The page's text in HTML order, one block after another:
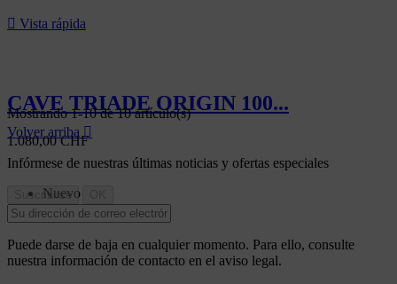
 Vista rápida
CAVE TRIADE ORIGIN 100...
1.080,00 CHF
Nuevo
Mostrando 1-10 de 10 artículo(s)
Volver arriba
Infórmese de nuestras últimas noticias y ofertas especiales
Puede darse de baja en cualquier momento. Para ello, consulte
nuestra información de contacto en el aviso legal.